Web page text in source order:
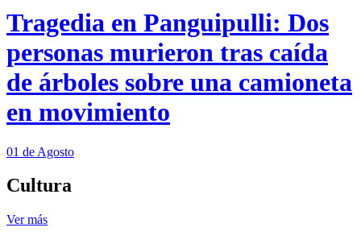
Tragedia en Panguipulli: Dos
personas murieron tras caída
de árboles sobre una camioneta
en movimiento
01 de Agosto
Cultura
Ver más